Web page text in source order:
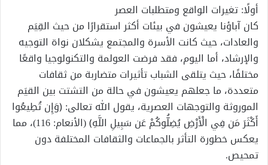
أولًا: تغيرات الواقع ومتطلبات العصر
كان آباؤنا يعيشون في بيئات أكثر استقرارًا من حيث القِيَم
والعادات، حيث كانت الأسرة والمجتمع يشكلان نواة التوجيه
والإرشاد، أما اليوم، فقد فرضت العولمة والتكنولوجيا واقعًا
مختلفًا، حيث يتلقى الشباب تأثيرات متضاربة من ثقافات
متعددة، ما جعلهم يعيشون في حالة من التشتت بين القيَم
الموروثة والتوجهات العصرية، يقول الله تعالى: ﴿وَإِن تُطِيعُوا
أَكْثَرَ مَن فِي الْأَرْضِ يُضِلُّوكُمْ عَن سَبِيلِ اللَّهِ﴾ (الأنعام: 116)، مما
يعكس خطورة التأثر بالجماعات والثقافات المختلفة دون
تمحيص.